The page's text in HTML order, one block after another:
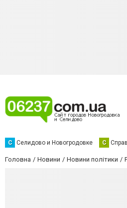
С Селидово и Новогродовке С
Головна Новини Новини політики